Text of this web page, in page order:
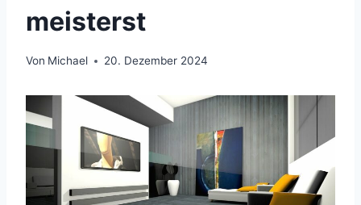
meisterst
Von Michael 20. Dezember 2024